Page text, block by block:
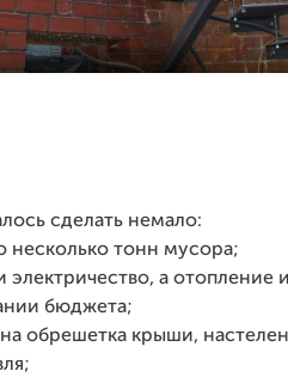
сделать немало:
несколько тонн мусора;
а отопление
бюджета;
обрешетка крыши,